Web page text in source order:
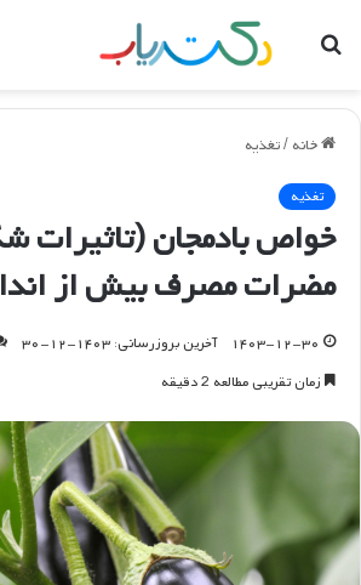
جستجو
خانه /تغذیه
تغذیه
خواص بادمجان (تاثیرات
مضرات مصرف بیش از
۱۴۰۳-۱۲-۳۰ آخرین بروزرسانی: ۱۴۰۳-۱۲-۳۰
زمان تقریبی مطالعه 2 دقیقه